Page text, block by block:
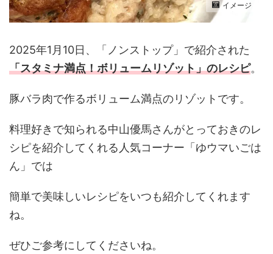
イメージ
2025年1月10日、「ノンストップ」で紹介された
「スタミナ満点！ボリュームリゾット」のレシピ。
豚バラ肉で作るボリューム満点のリゾット です。
料理好きで知られる中山優馬さんがとっておきのレ
シピを紹介してくれる人気コーナー「ゆウマいごは
ん」では
簡単で美味しいレシピをいつも紹介してくれます
ね。
ぜひご参考にしてくださいね。